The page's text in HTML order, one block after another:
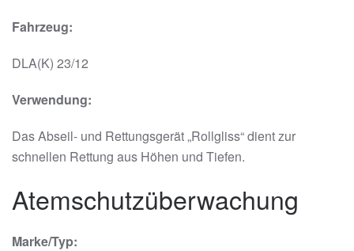
Fahrzeug:
DLA(K) 23/12
Verwendung:
Das Abseil- und Rettungsgerät „Rollgliss“ dient zur
schnellen Rettung aus Höhen und Tiefen.
Atemschutzüberwachung
Marke/Typ: